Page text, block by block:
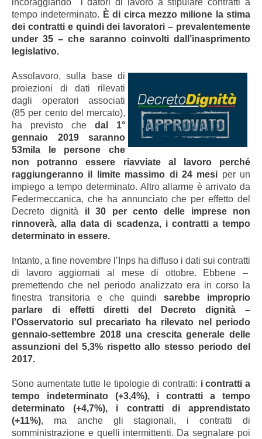
tempo indeterminato. È di circa mezzo milione la stima
dei contratti e quindi dei lavoratori – prevalentemente
under 35 – che saranno coinvolti dall’inasprimento
legislativo.
Assolavoro, sulla base di
proiezioni di dati rilevati
dagli operatori associati
(85 per cento del mercato),
ha previsto che dal 1°
gennaio 2019 saranno
53mila le persone che
non potranno essere riavviate al lavoro perché
raggiungeranno il limite massimo di 24 mesi per un
impiego a tempo determinato. Altro allarme è arrivato da
Federmeccanica, che ha annunciato che per effetto del
Decreto dignità il 30 per cento delle imprese non
rinnoverà, alla data di scadenza, i contratti a tempo
determinato in essere.
Intanto, a fine novembre l’Inps ha diffuso i dati sui contratti
di lavoro aggiornati al mese di ottobre. Ebbene –
premettendo che nel periodo analizzato era in corso la
finestra transitoria e che quindisarebbe improprio
parlare di effetti diretti del Decreto dignità –
l’Osservatorio sul precariato ha rilevato nel periodo
gennaio-settembre 2018 una crescita generale delle
assunzioni del 5,3% rispetto allo stesso periodo del
2017.
Sono aumentate tutte le tipologie di contratti: i contratti a
tempo indeterminato (+3,4%), i contratti a tempo
determinato (+4,7%), i contratti di apprendistato
(+11%), ma anche gli stagionali, i contratti di
somministrazione e quelli intermittenti. Da segnalare poi